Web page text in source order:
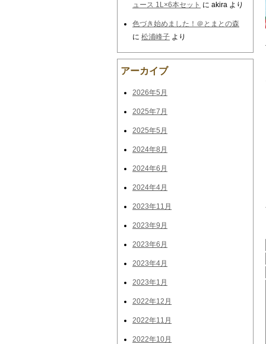
ュース 1L×6本セット に akira より
色づき始めました！＠とまとの森
に 松浦峰子 より
アーカイブ
2026年5月
2025年7月
2025年5月
2024年8月
2024年6月
2024年4月
2023年11月
2023年9月
2023年6月
2023年4月
2023年1月
2022年12月
2022年11月
2022年10月